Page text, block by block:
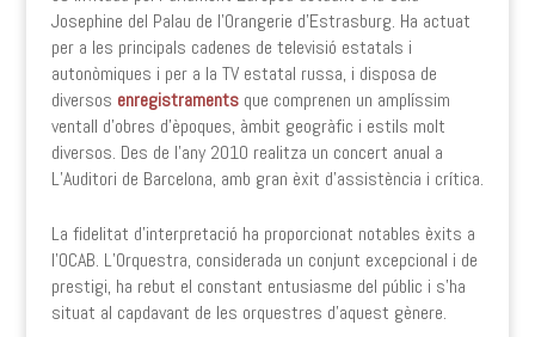
Josephine del Palau de l’Orangerie d’Estrasburg. Ha actuat
per a les principals cadenes de televisió estatals i
autonòmiques i per a la TV estatal russa, i disposa de
diversos enregistramentsque comprenen un amplíssim
ventall d’obres d’èpoques, àmbit geogràfic i estils molt
diversos. Des de l’any 2010 realitza un concert anual a
L’Auditori de Barcelona, amb gran èxit d’assistència i crítica.
La fidelitat d’interpretació ha proporcionat notables èxits a
l’OCAB. L’Orquestra, considerada un conjunt excepcional i de
prestigi, ha rebut el constant entusiasme del públic i s’ha
situat al capdavant de les orquestres d’aquest gènere.